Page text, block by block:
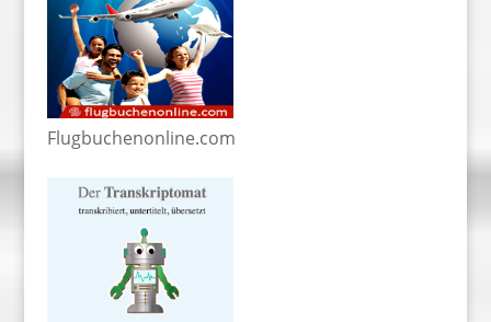
Flugbuchenonline.com